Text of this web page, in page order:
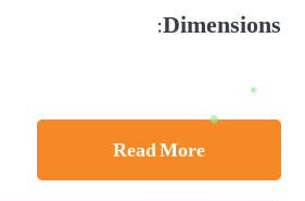
Dimensions:
Read More